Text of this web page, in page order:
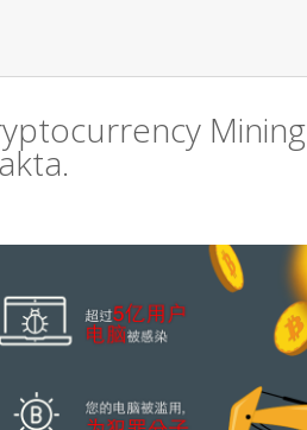
Mining